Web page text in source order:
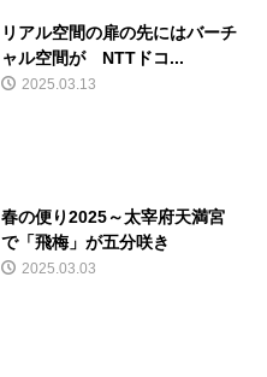
リアル空間の扉の先にはバーチ
ャル空間が NTTドコ...
2025.03.13
春の便り2025～太宰府天満宮
で「飛梅」が五分咲き
2025.03.03